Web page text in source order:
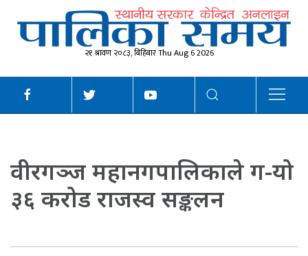
२१ श्रावण २०८३, बिहिबार Thu Aug 6 2026
वीरगञ्ज महानगपालिकाले ग-यो
३६ करोड राजस्व सङ्कलन